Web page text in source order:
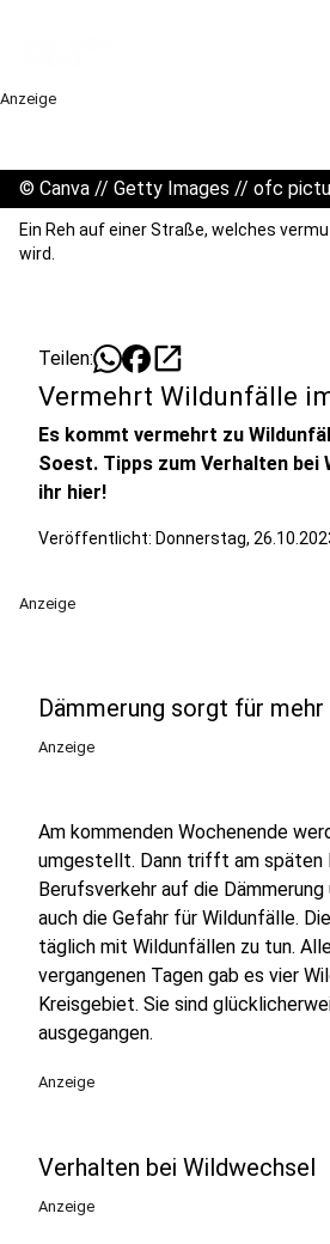
Anzeige
© Canva // Getty Images // ofc
Ein Reh auf einer Straße, welches
wird.
Teilen: open_in_new
Vermehrt Wildunfälle
Es kommt vermehrt zu
Soest. Tipps zum Verhalten bei
ihr hier!
Veröffentlicht: Donnerstag,
Anzeige
Dämmerung sorgt für
Anzeige
Am kommenden Wochenende
umgestellt. Dann trifft am späten
Berufsverkehr auf die
auch die Gefahr für Wildunfälle.
täglich mit Wildunfällen zu tun.
vergangenen Tagen gab es vier
Kreisgebiet. Sie sind
ausgegangen.
Anzeige
Verhalten bei Wildwechsel
Anzeige